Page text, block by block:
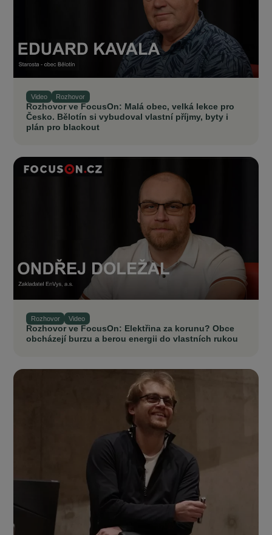
Video Rozhovor
Rozhovor ve FocusOn: Malá obec, velká lekce pro
Česko. Bělotín si vybudoval vlastní příjmy, byty i
plán pro blackout
Rozhovor Video
Rozhovor ve FocusOn: Elektřina za korunu? Obce
obcházejí burzu a berou energii do vlastních rukou